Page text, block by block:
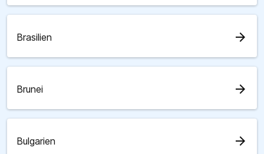
Brasilien arrow_forward
Brunei arrow_forward
Bulgarien arrow_forward